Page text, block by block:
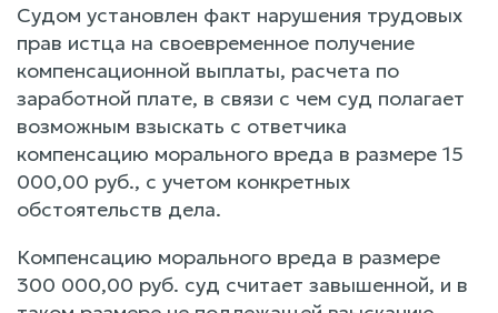
Судом установлен факт нарушения трудовых
прав истца на своевременное получение
компенсационной выплаты, расчета по
заработной плате, в связи с чем суд полагает
возможным взыскать с ответчика
компенсацию морального вреда в размере 15
000,00 руб., с учетом конкретных
обстоятельств дела.
Компенсацию морального вреда в размере
300 000,00 руб. суд считает завышенной, и в